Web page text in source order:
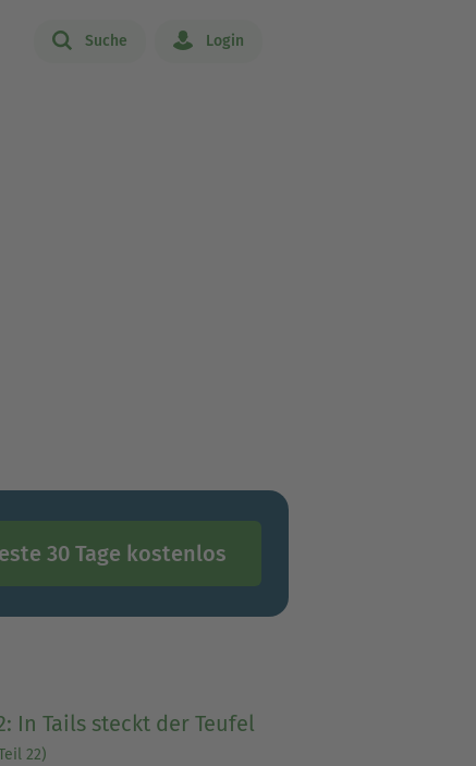
Suche Login
30 Tage kostenlos
In Tails steckt der Teufel
22)